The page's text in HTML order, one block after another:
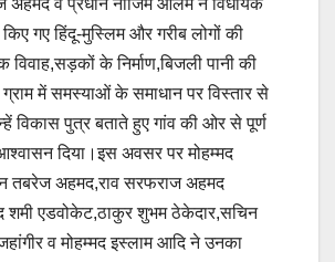
अहमद व प्रधान नाजिम आलम ने विधायक
किए गए हिंदू-मुस्लिम और गरीब लोगों की
विवाह,सड़कों के निर्माण,बिजली पानी की
में समस्याओं के समाधान पर विस्तार से
विकास पुत्र बताते हुए गांव की ओर से पूर्ण
दिया।इस अवसर पर मोहम्मद
तबरेज अहमद,राव सरफराज अहमद
शमी एडवोकेट,ठाकुर शुभम ठेकेदार,सचिन
व मोहम्मद इस्लाम आदि ने उनका